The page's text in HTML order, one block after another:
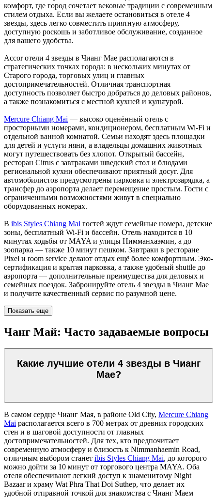
комфорт, где город сочетает вековые традиции с современным
стилем отдыха. Если вы желаете остановиться в отеле 4
звезды, здесь легко совместить приятную атмосферу,
доступную роскошь и заботливое обслуживание, созданное
для вашего удобства.
Accor отели 4 звезды в Чианг Мае располагаются в
стратегических точках города: в нескольких минутах от
Старого города, торговых улиц и главных
достопримечательностей. Отличная транспортная
доступность позволяет быстро добраться до деловых районов,
а также познакомиться с местной кухней и культурой.
Mercure Chiang Mai — высоко оценённый отель с
просторными номерами, кондиционером, бесплатным Wi-Fi и
отдельной ванной комнатой. Семьи находят здесь площадки
для детей и услуги няни, а владельцы домашних животных
могут путешествовать без хлопот. Открытый бассейн,
ресторан Citrus с завтраками шведский стол и блюдами
региональной кухни обеспечивают приятный досуг. Для
автомобилистов предусмотрены парковка и электрозарядка, а
трансфер до аэропорта делает перемещение простым. Гости с
ограниченными возможностями живут в специально
оборудованных номерах.
В ibis Styles Chiang Mai гостей ждут семейные номера, детские
зоны, бесплатный Wi-Fi и бассейн. Отель находится в 10
минутах ходьбы от MAYA и улицы Нимманхаэмин, а до
зоопарка — также 10 минут пешком. Завтраки в ресторане
Pixel и room service делают отдых ещё более комфортным. Эко-
сертификация и крытая парковка, а также удобный shuttle до
аэропорта — дополнительные преимущества для деловых и
семейных поездок. Забронируйте отель 4 звезды в Чианг Мае
и получите качественный сервис по разумной цене.
Показать еще
Чанг Май: Часто задаваемые вопросы
Какие лучшие отели 4 звезды в Чианг
Мае?
В самом сердце Чианг Мая, в районе Old City, Mercure Chiang
Mai располагается всего в 700 метрах от древних городских
стен и в шаговой доступности от главных
достопримечательностей. Для тех, кто предпочитает
современную атмосферу и близость к Nimmanhaemin Road,
отличным выбором станет ibis Styles Chiang Mai, до которого
можно дойти за 10 минут от торгового центра MAYA. Оба
отеля обеспечивают легкий доступ к знаменитому Night
Bazaar и храму Wat Phra That Doi Suthep, что делает их
удобной отправной точкой для знакомства с Чианг Маем